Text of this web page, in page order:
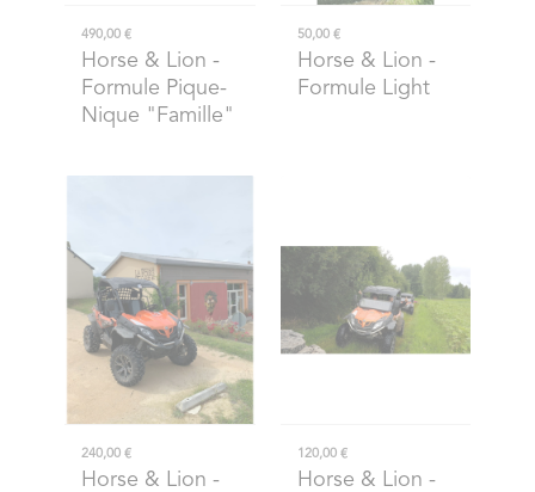
490,00 €
Horse & Lion -
Formule Pique-
Nique "Famille"
50,00 €
Horse & Lion -
Formule Light
240,00 €
Horse & Lion -
120,00 €
Horse & Lion -